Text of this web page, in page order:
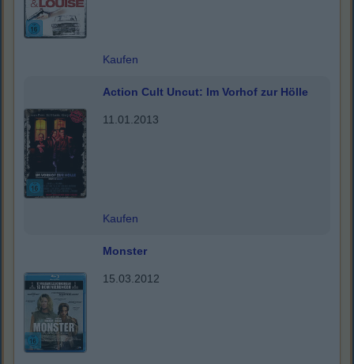
Kaufen
Action Cult Uncut: Im Vorhof zur Hölle
11.01.2013
Kaufen
Monster
15.03.2012